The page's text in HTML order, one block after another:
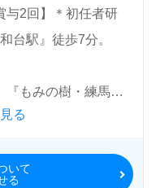
に検討の方も遠慮な
求人紹介、年収交
いただけます。＜非
ております。
与2回】＊初任者研
台駅』徒歩7分。
『もみの樹・練馬』
ス工業100％子会
数329名以上、東京
る
いて
る